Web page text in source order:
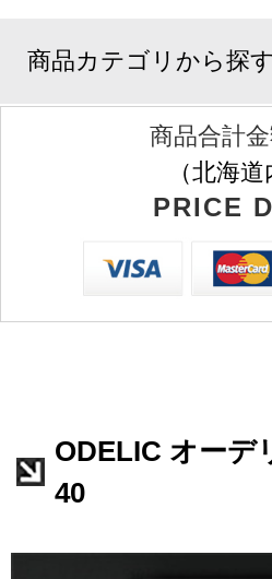
商品カテゴリから探す
商品合計
（北海
PRICE
ODELIC オーデ
40